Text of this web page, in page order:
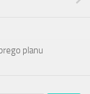
planu